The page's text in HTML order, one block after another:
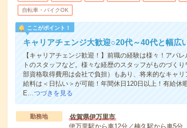
自転車・バイクOK
ここがポイント！
キャリアチェンジ大歓迎○20代～40代と幅広
【キャリアチェンジ歓迎！】前職の経験は様々！アパ
トのスタッフなど。様々な経歴のスタッフがものづく
部資格取得費用は会社で負担）もあり、将来的なキャ
給料は＜日払い＞が可能！年間休日120日以上！有給
E…つづきを見る
勤務地
佐賀県伊万里市
伊万里駅から車12分／楠久駅から車5分